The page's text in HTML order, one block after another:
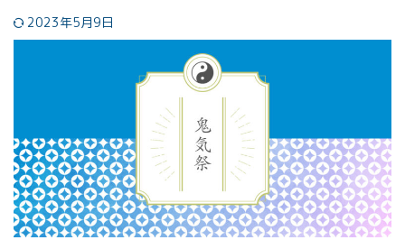
2023年5月9日